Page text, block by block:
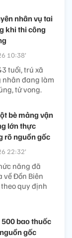
nhân vụ tai
khi thi công
10:38’
tuổi, trú xã
nhân đang làm
tử vong.
bè mảng vận
lớn thực
rõ nguồn gốc
22:32’
năng đã
về Đồn Biên
quy định
bao thuốc
gốc